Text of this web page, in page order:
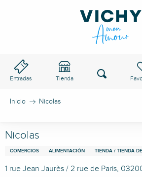
Entradas Tienda Buscar
Inicio Nicolas
Nicolas
COMERCIOS ALIMENTACIÓN TIENDA / TIENDA
1 rue Jean Jaurès / 2 rue de Paris,